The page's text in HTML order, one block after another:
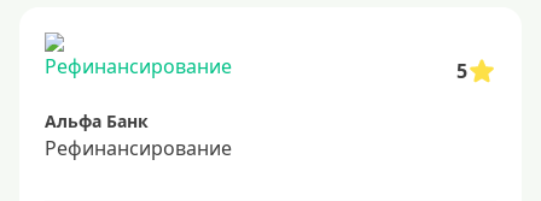
5
Альфа Банк
Рефинансирование